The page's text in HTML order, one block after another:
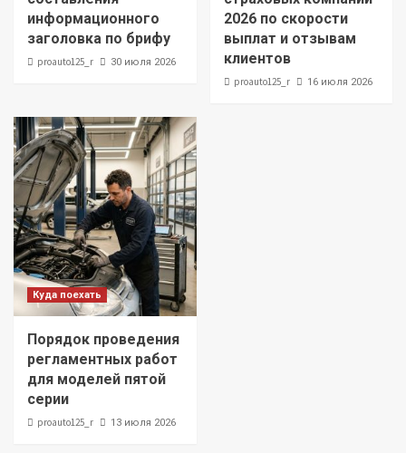
информационного
заголовка по брифу
proauto125_r 30 июля 2026
2026 по скорости
выплат и отзывам
клиентов
proauto125_r 16 июля 2026
Куда поехать
Порядок проведения
регламентных работ
для моделей пятой
серии
proauto125_r 13 июля 2026